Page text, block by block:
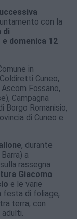
con la
di
domenica 12
in
Cuneo,
Fossano,
Campagna
Borgo Romanisio,
di Cuneo e
, durante
a
rassegna
Giacomo
e le varie
festa di foliage,
terra, con